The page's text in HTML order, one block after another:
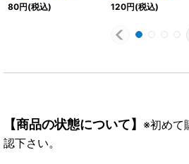
80円(税込)
120円(税込)
【商品の状態について】 ※初めて
認下さい。